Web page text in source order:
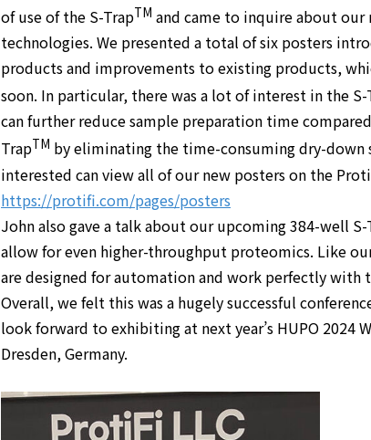
of use of the S-TrapTM and came to inquire about our
technologies. We presented a total of six posters
products and improvements to existing products,
soon. In particular, there was a lot of interest in the
can further reduce sample preparation time
TrapTM by eliminating the time-consuming dry-down
interested can view all of our new posters on the
https://protifi.com/pages/posters
John also gave a talk about our upcoming 384-well
allow for even higher-throughput proteomics. Like
are designed for automation and work perfectly with
Overall, we felt this was a hugely successful
look forward to exhibiting at next year’s HUPO 2024
Dresden, Germany.